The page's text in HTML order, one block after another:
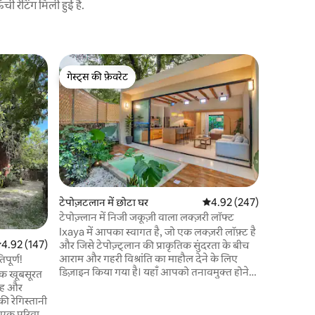
रेटिंग मिली हुई है.
रेटिंग 5 में से 4.92, 147 समीक्षाएँ
4.92 (147)
खूबसूरत
और
रेगिस्तानी
गेस्ट्स की फ़ेवरेट
गेस्ट्स की फ़ेवरेट
टेपोज़टलान में छोटा घर औसत रेटिंग 5 में से 4.92,
4.92 (247)
टेपोज़्लान में निजी जकूज़ी वाला लक्ज़री लॉफ्ट
Ixaya में आपका स्वागत है, जो एक लक्ज़री लॉफ़्ट है
और जिसे टेपोज़्ट्लान की प्राकृतिक सुंदरता के बीच
आराम और गहरी विश्रांति का माहौल देने के लिए
डिज़ाइन किया गया है। यहाँ आपको तनावमुक्त होने